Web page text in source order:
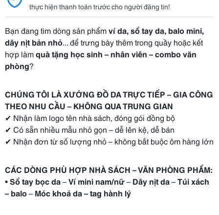
thực hiện thanh toán trước cho người đăng tin!
Bạn đang tìm dòng sản phẩmví da, sổ tay da, balo mini,
dây nịt bản nhỏ... để trưng bày thêm trong quầy hoặc kết
hợp làmquà tặng học sinh – nhân viên – combo văn
phòng?
CHÚNG TÔI LÀ XƯỞNG ĐỒ DA TRỰC TIẾP – GIA CÔNG
THEO NHU CẦU – KHÔNG QUA TRUNG GIAN
✔ Nhận làm logo tên nhà sách, đóng gói đồng bộ
✔ Có sẵn nhiều mẫu nhỏ gọn – dễ lên kệ, dễ bán
✔ Nhận đơn từ số lượng nhỏ – không bắt buộc ôm hàng lớn
CÁC DÒNG PHÙ HỢP NHÀ SÁCH – VĂN PHÒNG PHẨM:
•Sổ tay bọc da–Ví mini nam/nữ– Dây nịt da–Túi xách
– balo– Móc khoá da – tag hành lý